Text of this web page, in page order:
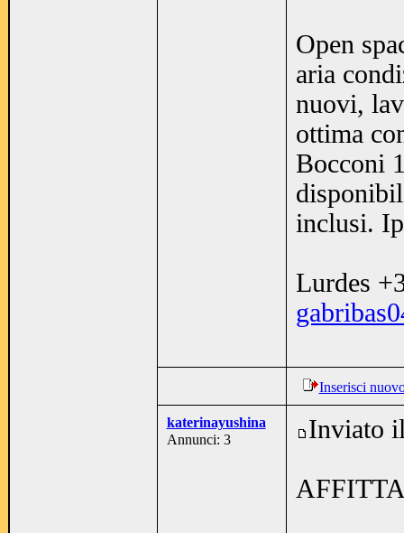
Open
aria
nuovi,
ottima
Bocconi
inclusi.
Lurdes
Inserisci
katerinayushina
Annunci: 3
Inviato